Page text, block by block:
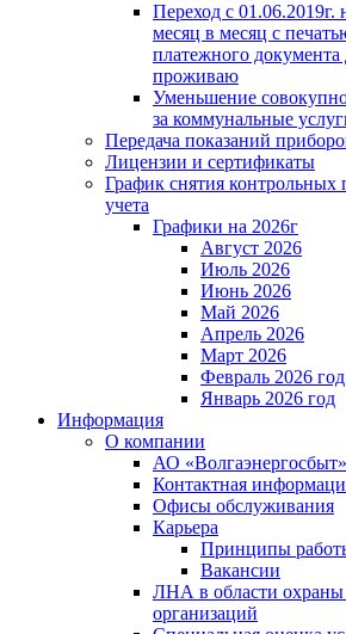
Переход с 01.06.2019г.
месяц в месяц с
платежного документа
проживаю
Уменьшение
за коммунальные
Передача показаний
Лицензии и сертификаты
График снятия контрольных
учета
Графики на 2026г
Август 2026
Июль 2026
Июнь 2026
Май 2026
Апрель 2026
Март 2026
Февраль 2026 год
Январь 2026 год
Информация
О компании
АО «Волгаэнергосбыт»
Контактная
Офисы обслуживания
Карьера
Принципы
Вакансии
ЛНА в области охраны
организаций